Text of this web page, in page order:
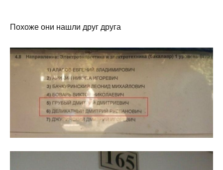
Похоже они нашли друг друга